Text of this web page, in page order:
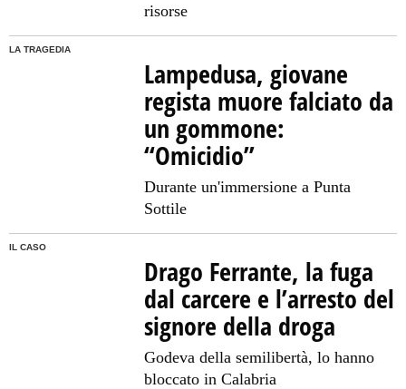
risorse
LA TRAGEDIA
Lampedusa, giovane
regista muore falciato da
un gommone:
“Omicidio”
Durante un'immersione a Punta
Sottile
IL CASO
Drago Ferrante, la fuga
dal carcere e l’arresto del
signore della droga
Godeva della semilibertà, lo hanno
bloccato in Calabria